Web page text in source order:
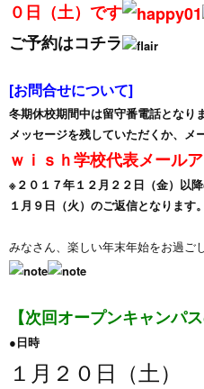
０日（土）です
ご予約はコチラ
[お問合せについて]
冬期休校期間中は留守番電話となり
メッセージを残していただくか、メ
ｗｉｓｈ学校代表メー
※２０１７年１２月２２日（金）以
１月９日（火）のご返信となります。
みなさん、楽しい年末年始をお過ご
【次回オープンキャンパス
●日時
１月２０日（土）